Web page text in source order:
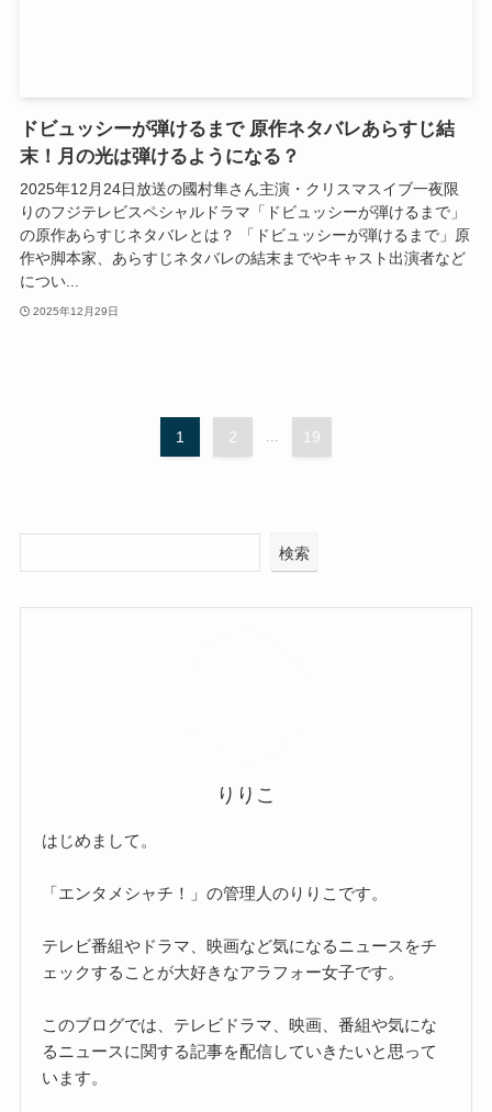
ドビュッシーが弾けるまで 原作ネタバレあらすじ結
末！月の光は弾けるようになる？
2025年12月24日放送の國村隼さん主演・クリスマスイブ一夜限
りのフジテレビスペシャルドラマ「ドビュッシーが弾けるまで」
の原作あらすじネタバレとは？ 「ドビュッシーが弾けるまで」原
作や脚本家、あらすじネタバレの結末までやキャスト出演者など
につい...
2025年12月29日
1 2 19
検索
りりこ
はじめまして。
「エンタメシャチ！」の管理人のりりこです。
テレビ番組やドラマ、映画など気になるニュースをチ
ェックすることが大好きなアラフォー女子です。
このブログでは、テレビドラマ、映画、番組や気にな
るニュースに関する記事を配信していきたいと思って
います。